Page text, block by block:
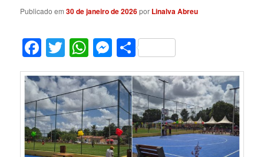
Publicado em30 de janeiro de 2026por Linalva Abreu
Facebook
Twitter
WhatsApp
Messenger
Share